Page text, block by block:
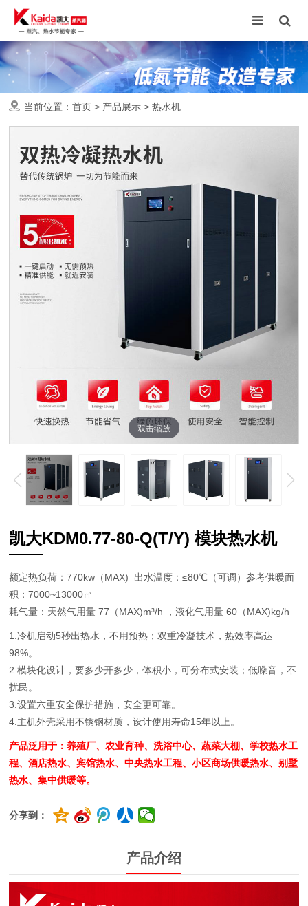
当前位置：首页 > 产品展示 >热水机
双击缩放
凯大KDM0.77-80-Q(T/Y) 模块热水机
额定热负荷：770kw（MAX) 出水温度：≤80℃（可调）参考供暖面
积：7000~13000㎡
耗气量：天然气用量 77（MAX)m³/h ，液化气用量 60（MAX)kg/h
1.冷机启动5秒出热水，不用预热；双重冷凝技术，热效率高达
98%。
2.模块化设计，要多少开多少，体积小，可分布式安装；低噪音，不
扰民。
3.设置六重安全保护措施，安全更可靠。
4.主机外壳采用不锈钢材质，设计使用寿命15年以上。
产品泛用于：养殖厂、农业育种、洗浴中心、蔬菜大棚、学校热水工
程、酒店热水、宾馆热水、中央热水工程、小区商场供暖热水、别墅
热水、集中供暖等。
分享到：
产品介绍